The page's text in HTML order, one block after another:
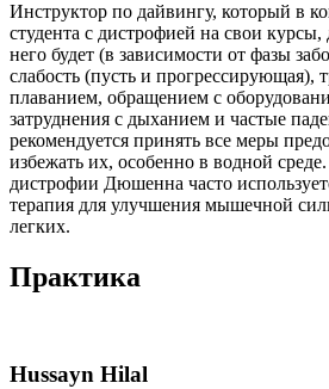
Инструктор по дайвингу, который в
студента с дистрофией на свои
него будет (в зависимости от фазы
слабость (пусть и прогрессирующая),
плаванием, обращением с
затруднения с дыханием и частые
рекомендуется принять все меры
избежать их, особенно в водной
дистрофии Дюшенна часто
терапия для улучшения мышечной
легких.
Практика
Hussayn Hilal